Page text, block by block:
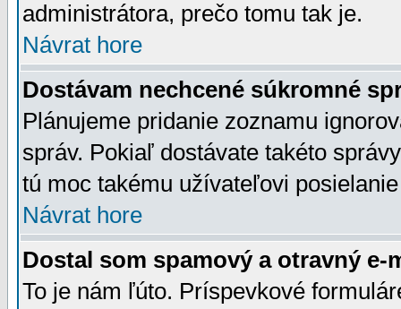
administrátora, prečo tomu tak je.
Návrat hore
Dostávam nechcené súkromné
Plánujeme pridanie zoznamu
správ. Pokiaľ dostávate takéto
tú moc takému užívateľovi
Návrat hore
Dostal som spamový a otravný e-
To je nám ľúto. Príspevkové